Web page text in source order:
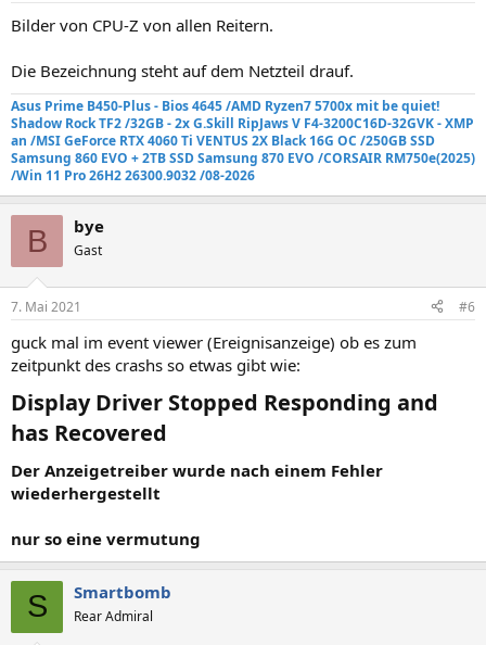
Bilder von CPU-Z von allen Reitern.
Die Bezeichnung steht auf dem Netzteil drauf.
Asus Prime B450-Plus - Bios 4645 /AMD Ryzen7 5700x mit be quiet!
Shadow Rock TF2/32GB - 2x G.Skill RipJaws V F4-3200C16D-32GVK - XMP
an /MSI GeForce RTX 4060 Ti VENTUS 2X Black 16G OC /250GB SSD
Samsung 860 EVO +2TB SSD Samsung 870 EVO /CORSAIR RM750e(2025)
/Win 11 Pro 26H2 26300.9032 /08-2026
B bye
Gast
7. Mai 2021 #6
guck mal im event viewer (Ereignisanzeige) ob es zum
zeitpunkt des crashs so etwas gibt wie:
Display Driver Stopped Responding and
has Recovered​
Der Anzeigetreiber wurde nach einem Fehler
wiederhergestellt
nur so eine vermutung
S Smartbomb
Rear Admiral